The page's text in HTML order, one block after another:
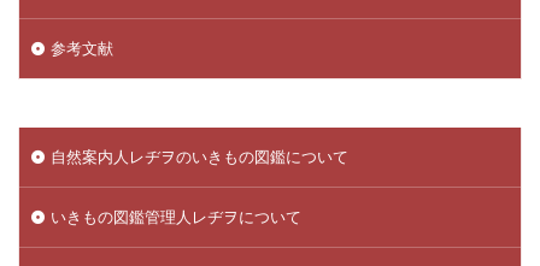
参考文献
自然案内人レヂヲのいきもの図鑑について
いきもの図鑑管理人レヂヲについて